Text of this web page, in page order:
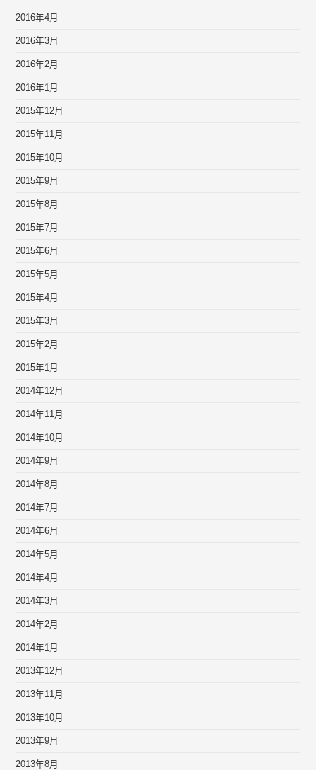
2016年4月
2016年3月
2016年2月
2016年1月
2015年12月
2015年11月
2015年10月
2015年9月
2015年8月
2015年7月
2015年6月
2015年5月
2015年4月
2015年3月
2015年2月
2015年1月
2014年12月
2014年11月
2014年10月
2014年9月
2014年8月
2014年7月
2014年6月
2014年5月
2014年4月
2014年3月
2014年2月
2014年1月
2013年12月
2013年11月
2013年10月
2013年9月
2013年8月